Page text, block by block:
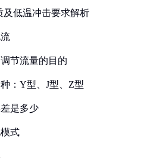
及低温冲击要求解析
节流量的目的
：Y型、J型、Z型
是多少
式